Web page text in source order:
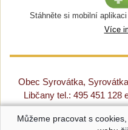
Stáhněte si mobilní
Více
Obec Syrovátka,
Libčany tel.: 495 451 128
Prohlášení o přístupnosti|
Můžeme pracovat s